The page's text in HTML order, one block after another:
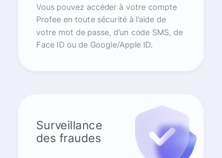
Vous pouvez accéder à votre compte
Profee en toute sécurité à l’aide de
votre mot de passe, d’un code SMS, de
Face ID ou de Google/Apple ID.
Surveillance
des fraudes